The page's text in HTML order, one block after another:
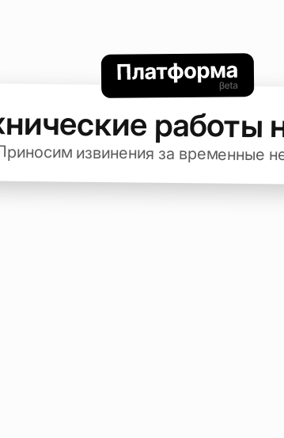
работы
извинения за временные